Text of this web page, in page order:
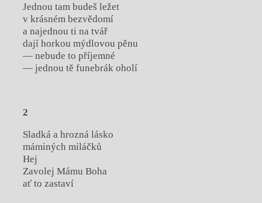
Jednou tam budeš ležet
v krásném bezvědomí
a najednou ti na tvář
dají horkou mýdlovou pěnu
— nebude to příjemné
— jednou tě funebrák oholí
2
Sladká a hrozná lásko
máminých miláčků
Hej
Zavolej Mámu Boha
ať to zastaví